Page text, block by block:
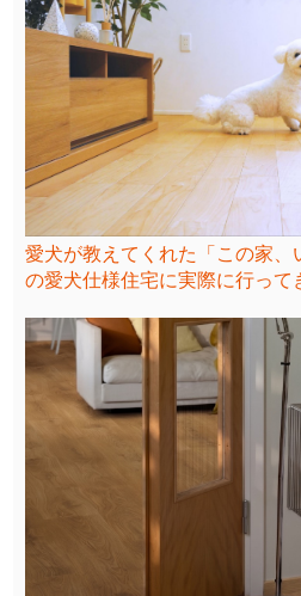
愛犬が教えてくれた「この家、
の愛犬仕様住宅に実際に行って